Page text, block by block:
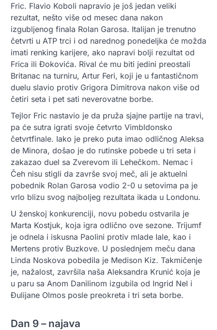
Fric. Flavio Koboli napravio je još jedan veliki
rezultat, nešto više od mesec dana nakon
izgubljenog finala Rolan Garosa. Italijan je trenutno
četvrti u ATP trci i od narednog ponedeljka će možda
imati renking karijere, ako napravi bolji rezultat od
Frica ili Đokovića. Rival će mu biti jedini preostali
Britanac na turniru, Artur Feri, koji je u fantastičnom
duelu slavio protiv Grigora Dimitrova nakon više od
četiri seta i pet sati neverovatne borbe.
Tejlor Fric nastavio je da pruža sjajne partije na travi,
pa će sutra igrati svoje četvrto Vimbldonsko
četvrtfinale. Iako je preko puta imao odličnog Aleksa
de Minora, došao je do rutinske pobede u tri seta i
zakazao duel sa Zverevom ili Lehečkom. Nemac i
Čeh nisu stigli da završe svoj meč, ali je aktuelni
pobednik Rolan Garosa vodio 2-0 u setovima pa je
vrlo blizu svog najboljeg rezultata ikada u Londonu.
U ženskoj konkurenciji, novu pobedu ostvarila je
Marta Kostjuk, koja igra odlično ove sezone. Trijumf
je odnela i iskusna Paolini protiv mlade Iale, kao i
Mertens protiv Buzkove. U poslednjem meču dana
Linda Noskova pobedila je Medison Kiz. Takmičenje
je, nažalost, završila naša Aleksandra Krunić koja je
u paru sa Anom Danilinom izgubila od Ingrid Nel i
Đulijane Olmos posle preokreta i tri seta borbe.
Dan 9 – najava